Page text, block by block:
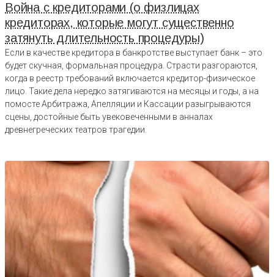
Война с кредиторами (о физлицах
кредиторах, которые могут существенно
затянуть длительность процедуры)
Если в качестве кредитора в банкротстве выступает банк – это
будет скучная, формальная процедура. Страсти разгораются,
когда в реестр требований включается кредитор-физическое
лицо. Такие дела нередко затягиваются на месяцы и годы, а на
помосте Арбитража, Апелляции и Кассации разыгрываются
сцены, достойные быть увековеченными в анналах
древнегреческих театров трагедии.